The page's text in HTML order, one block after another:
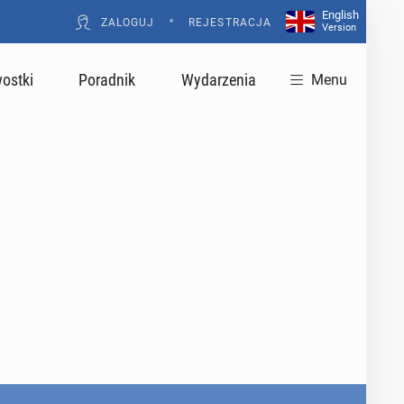
ZALOGUJ • REJESTRACJA
English
Version
Poradnik Wydarzenia Menu